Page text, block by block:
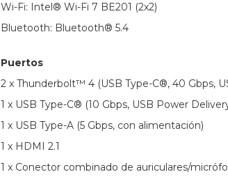
Wi-Fi: Intel® Wi-Fi 7 BE201 (2x2)
Bluetooth: Bluetooth® 5.4
Puertos
2 x Thunderbolt™ 4 (USB Type-C®, 40 Gbps,
1 x USB Type-C® (10 Gbps, USB Power
1 x USB Type-A (5 Gbps, con alimentación)
1 x HDMI 2.1
1 x Conector combinado de auriculares/